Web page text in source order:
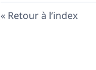
Retour à l’index